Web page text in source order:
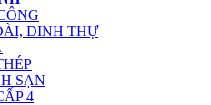
DINH THỰ
SẠN
4